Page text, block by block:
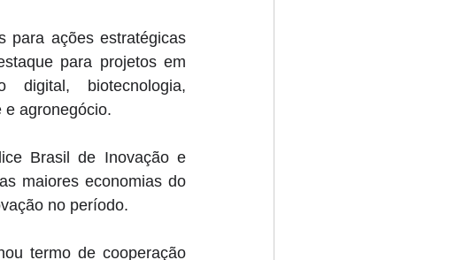
para ações estratégicas
para projetos em
digital, biotecnologia,
e agronegócio.
Brasil de Inovação e
maiores economias do
no período.
termo de cooperação